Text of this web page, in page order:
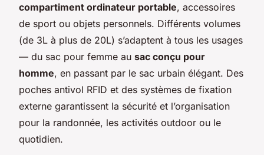
compartiment ordinateur portable, accessoires
de sport ou objets personnels. Différents volumes
(de 3L à plus de 20L) s’adaptent à tous les usages
— du sac pour femme au sac conçu pour
homme, en passant par le sac urbain élégant. Des
poches antivol RFID et des systèmes de fixation
externe garantissent la sécurité et l’organisation
pour la randonnée, les activités outdoor ou le
quotidien.